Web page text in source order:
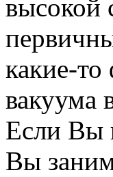
высокой
какие-
вакуума
Если Вы
Вы